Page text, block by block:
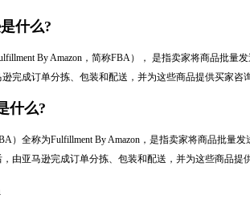
什么?
By Amazon，简称FBA）， 是指卖家将商品批
完成订单分拣、包装和配送，并为这些商品提供买家咨
什么?
）全称为Fulfillment By Amazon，是指卖家将商品批量
，由亚马逊完成订单分拣、包装和配送，并为这些商品